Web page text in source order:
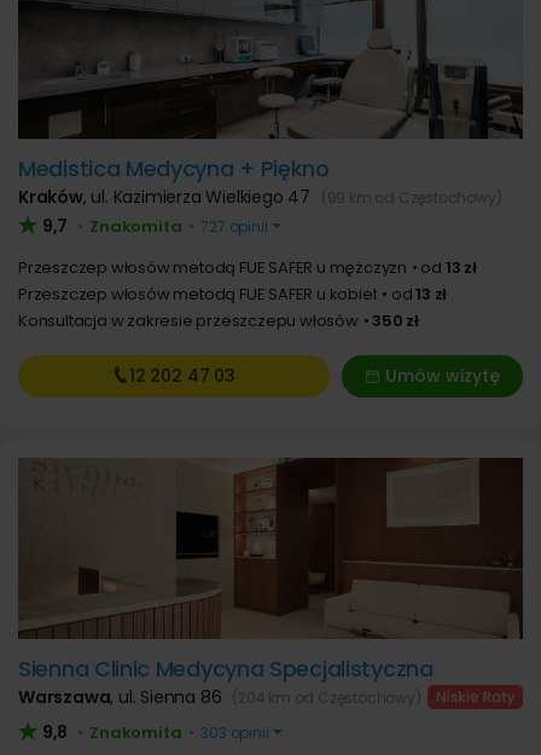
Medistica Medycyna + Piękno
Kraków, ul. Kazimierza Wielkiego 47 (99 km od Częstochowy)
9,7 • Znakomita • 727 opinii
Przeszczep włosów metodą FUE SAFER u mężczyzn od 13 zł
Przeszczep włosów metodą FUE SAFER u kobiet
od13 zł
Konsultacja w zakresie przeszczepu włosów
350 zł
Umów wizytę
12 202 47 03
Sienna Clinic Medycyna Specjalistyczna
Warszawa, ul. Sienna 86 (204 km od Częstochowy)
9,8 • Znakomita • 303 opinii